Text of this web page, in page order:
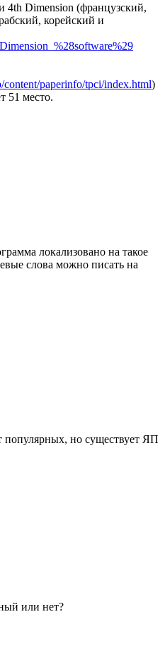
4th Dimension (французский,
корейский и
paperinfo/tpci/index.html)
51 место.
локализовано на такое
слова можно писать на
популярных, но существует ЯП
или нет?